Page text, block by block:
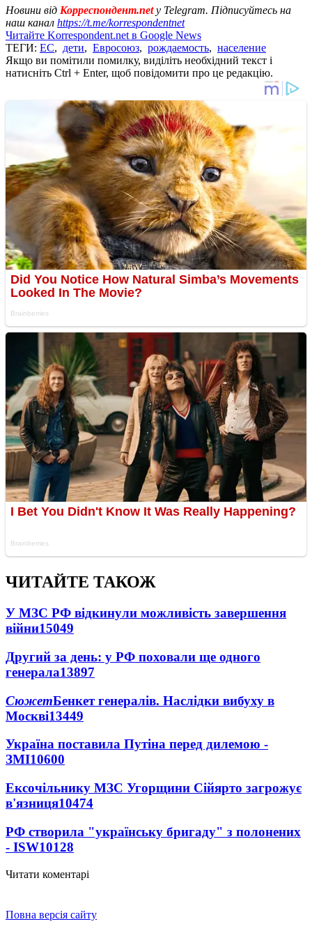
Новини від Корреспондент.netу Telegram. Підписуйтесь на
наш канал https://t.me/korrespondentnet
Читайте Korrespondent.net в Google News
ТЕГИ: ЕС, дети, Евросоюз, рождаемость, население
Якщо ви помітили помилку, виділіть необхідний текст і
натисніть Ctrl + Enter, щоб повідомити про це редакцію.
ЧИТАЙТЕ ТАКОЖ
У МЗС РФ відкинули можливість завершення
війни15049
Другий за день: у РФ поховали ще одного
генерала13897
СюжетБенкет генералів. Наслідки вибуху в
Москві13449
Україна поставила Путіна перед дилемою -
ЗМІ10600
Ексочільнику МЗС Угорщини Сійярто загрожує
в'язниця10474
РФ створила "українську бригаду" з полонених
- ISW10128
Читати коментарі
Повна версія сайту